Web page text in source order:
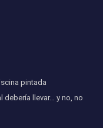
pintada
llevar… y no, no